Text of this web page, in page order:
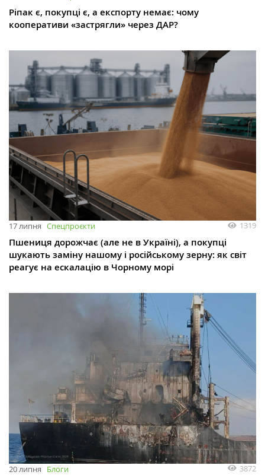
Ріпак є, покупці є, а експорту немає: чому
кооперативи «застрягли» через ДАР?
17 липня Спецпроєкти 1319
Пшениця дорожчає (але не в Україні), а покупці
шукають заміну нашому і російському зерну: як світ
реагує на ескалацію в Чорному морі
20 липня Блоги 3872